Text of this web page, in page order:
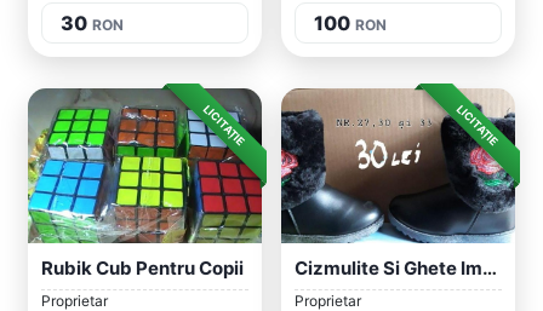
30 RON 100 RON
LICITAȚIE
Rubik Cub Pentru Copii
Proprietar
LICITAȚIE
Cizmulite Si Ghete Imblanite Copii Și Ad...
Proprietar